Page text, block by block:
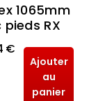
1065mm
pieds RX
€
Ajouter
au
panier